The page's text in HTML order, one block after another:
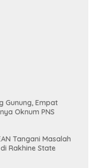
Gunung, Empat
Oknum PNS
Tangani Masalah
Rakhine State